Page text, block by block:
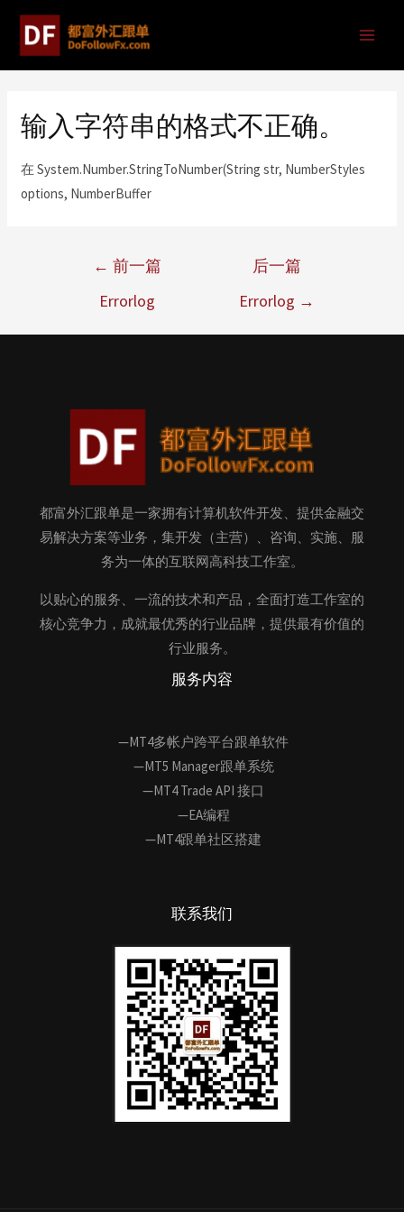
输入字符串的格式不正确。
在 System.Number.StringToNumber(String str, NumberStyles
options, NumberBuffer
← 前一篇
Errorlog
后一篇
Errorlog →
都富外汇跟单是一家拥有计算机软件开发、提供金融交
易解决方案等业务，集开发（主营）、咨询、实施、服
务为一体的互联网高科技工作室。
以贴心的服务、一流的技术和产品，全面打造工作室的
核心竞争力，成就最优秀的行业品牌，提供最有价值的
行业服务。
服务内容
—MT4多帐户跨平台跟单软件
—MT5 Manager跟单系统
—MT4 Trade API 接口
—EA编程
—MT4跟单社区搭建
联系我们